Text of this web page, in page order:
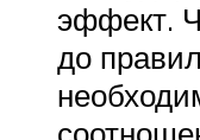
эффект.
до